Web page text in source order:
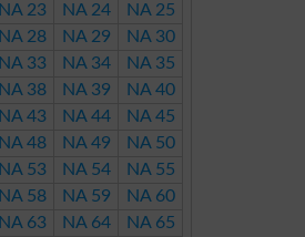
NA 23 NA 24
NA 25
NA 28 NA 29
NA 30
NA 33 NA 34
NA 35
NA 38 NA 39
NA 40
NA 43 NA 44
NA 45
NA 48 NA 49
NA 50
NA 53 NA 54
NA 55
NA 58 NA 59
NA 60
NA 63 NA 64
NA 65